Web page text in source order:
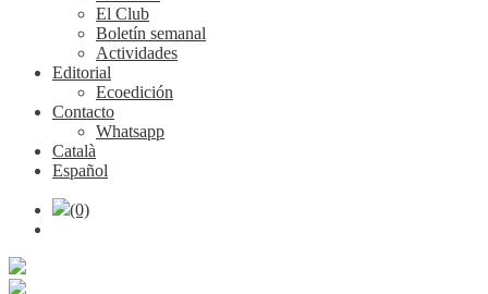
El Club
Boletín semanal
Actividades
Editorial
Ecoedición
Contacto
Whatsapp
Català
Español
(0)